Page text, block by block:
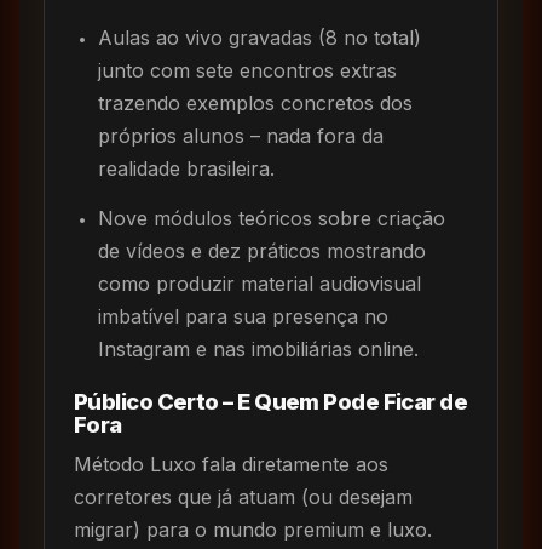
Aulas ao vivo gravadas (8 no total)
junto com sete encontros extras
trazendo exemplos concretos dos
próprios alunos – nada fora da
realidade brasileira.
Nove módulos teóricos sobre criação
de vídeos e dez práticos mostrando
como produzir material audiovisual
imbatível para sua presença no
Instagram e nas imobiliárias online.
Público Certo – E Quem Pode Ficar de
Fora
Método Luxo fala diretamente aos
corretores que já atuam (ou desejam
migrar) para o mundo premium e luxo.